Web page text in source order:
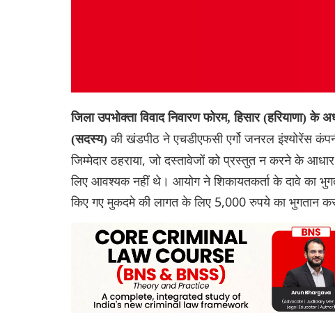
जिला उपभोक्ता विवाद निवारण फोरम, हिसार (हरियाणा)
(सदस्य) की खंडपीठ ने एचडीएफसी एर्गो जनरल इंश्योरेंस
जिम्मेदार ठहराया, जो दस्तावेजों को प्रस्तुत न करने के
लिए आवश्यक नहीं थे। आयोग ने शिकायतकर्ता के दावे का
किए गए मुकदमे की लागत के लिए 5,000 रुपये का भुगतान